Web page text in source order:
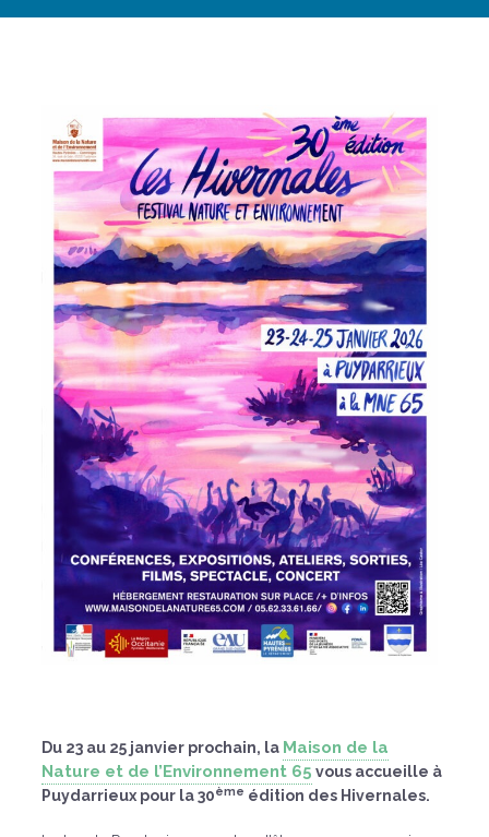
Du 23 au 25 janvier prochain, la Maison de la
Nature et de l’Environnement 65 vous accueille à
Puydarrieux pour la 30ème édition des Hivernales.